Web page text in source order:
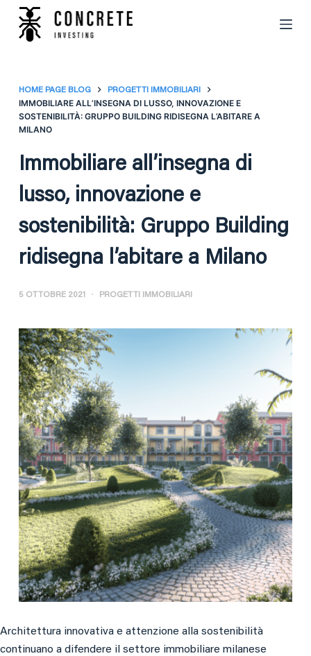
S
a
a
n
HOME PAGE BLOG PROGETTI IMMOBILIARI
IMMOBILIARE ALL’INSEGNA DI LUSSO, INNOVAZIONE E
SOSTENIBILITÀ: GRUPPO BUILDING RIDISEGNA L’ABITARE A
MILANO
Immobiliare all’insegna di
lusso, innovazione e
sostenibilità: Gruppo Building
ridisegna l’abitare a Milano
5 OTTOBRE 2021 PROGETTI IMMOBILIARI
Architettura innovativa e attenzione alla sostenibilità
continuano a difendere il settore immobiliare milanese